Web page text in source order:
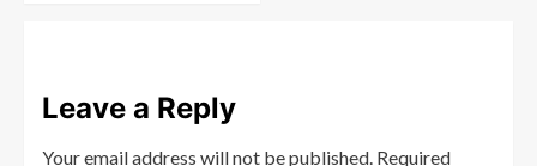
Leave a Reply
Your email address will not be published. Required